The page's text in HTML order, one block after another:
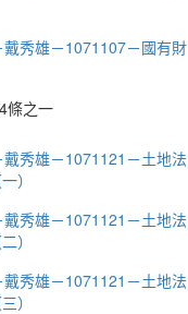
秀雄－1071107－國有財
條之一
秀雄－1071121－土地法
）
秀雄－1071121－土地法
）
秀雄－1071121－土地法
）